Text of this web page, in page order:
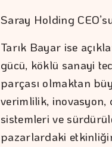
Saray Holding
Tarık Bayar ise
gücü, köklü sanayi
parçası olmaktan
verimlilik, inovasyon,
sistemleri ve
pazarlardaki